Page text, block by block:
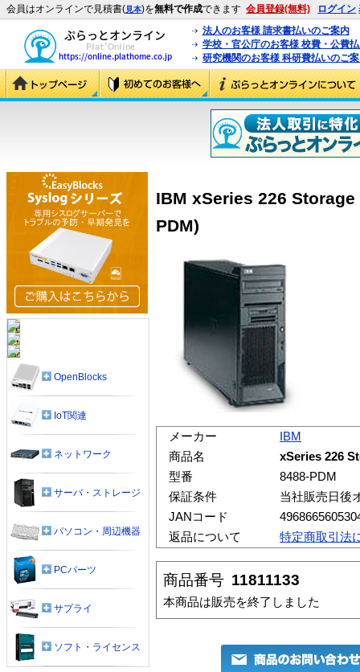
会員はオンラインで見積書(見本)を無料で作成できます 会員登録(無料) ログイン
法人のお客様 請求書払いのご案内
学校・官公庁のお客様 校費・公費
研究機関のお客様 科研費払いのご
IBM xSeries 226
PDM)
メーカー
IBM
商品名
xSeries 226
型番
8488-PDM
保証条件
当社販売日後
JANコード
返品について
特定商取引法
商品番号 11811133
本商品は販売を終了しました
OpenBlocks
IoT関連
ネットワーク
サーバ・ストレージ
パソコン・周辺機器
PCパーツ
サプライ
ソフト・ライセンス